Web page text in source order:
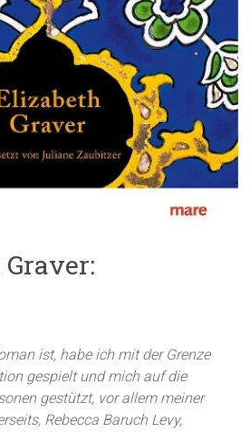
ist, habe ich mit der Grenze
gespielt und mich auf die
gestützt, vor allem meiner
Rebecca Baruch Levy,